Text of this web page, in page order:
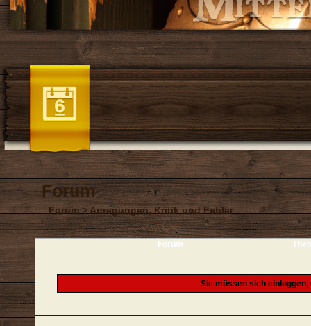
Forum
Forum >Anregungen, Kritik und Fehler
Forum
Sie müssen sich